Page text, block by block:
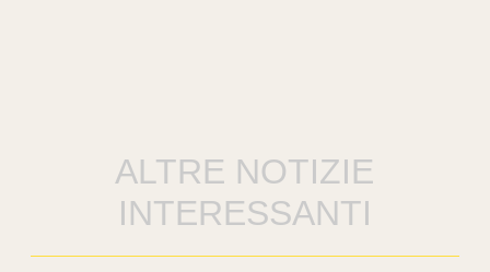
ALTRE NOTIZIE
INTERESSANTI